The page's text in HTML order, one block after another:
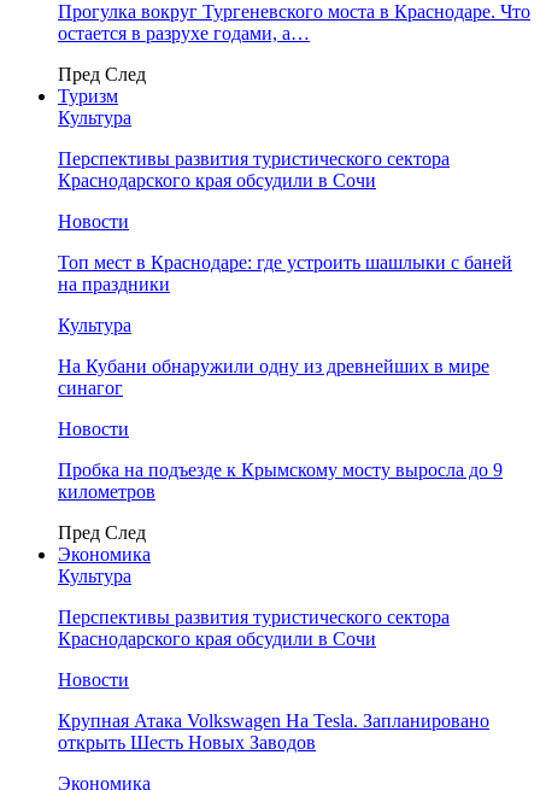
Прогулка вокруг Тургеневского моста в Краснодаре. Что
остается в разрухе годами, а…
Пред След
Туризм
Культура
Перспективы развития туристического сектора
Краснодарского края обсудили в Сочи
Новости
Топ мест в Краснодаре: где устроить шашлыки с баней
на праздники
Культура
На Кубани обнаружили одну из древнейших в мире
синагог
Новости
Пробка на подъезде к Крымскому мосту выросла до 9
километров
Пред След
Экономика
Культура
Перспективы развития туристического сектора
Краснодарского края обсудили в Сочи
Новости
Крупная Атака Volkswagen На Tesla. Запланировано
открыть Шесть Новых Заводов
Экономика